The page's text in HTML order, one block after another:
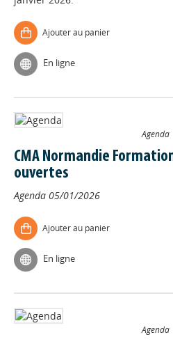
Ajouter au panier
En ligne
Agenda
CMA Normandie
ouvertes
Agenda 05/01/2026
Ajouter au panier
En ligne
Agenda